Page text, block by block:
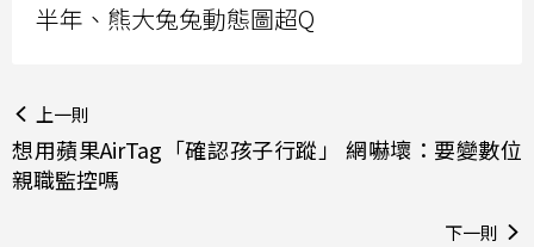
半年、熊大兔兔動態圖超Q
上一則
想用蘋果AirTag「確認孩子行蹤」 網嚇壞：要變數位
親職監控嗎
下一則